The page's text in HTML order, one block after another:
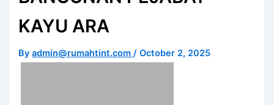
KAYU ARA
Byadmin@rumahtint.com/October 2, 2025